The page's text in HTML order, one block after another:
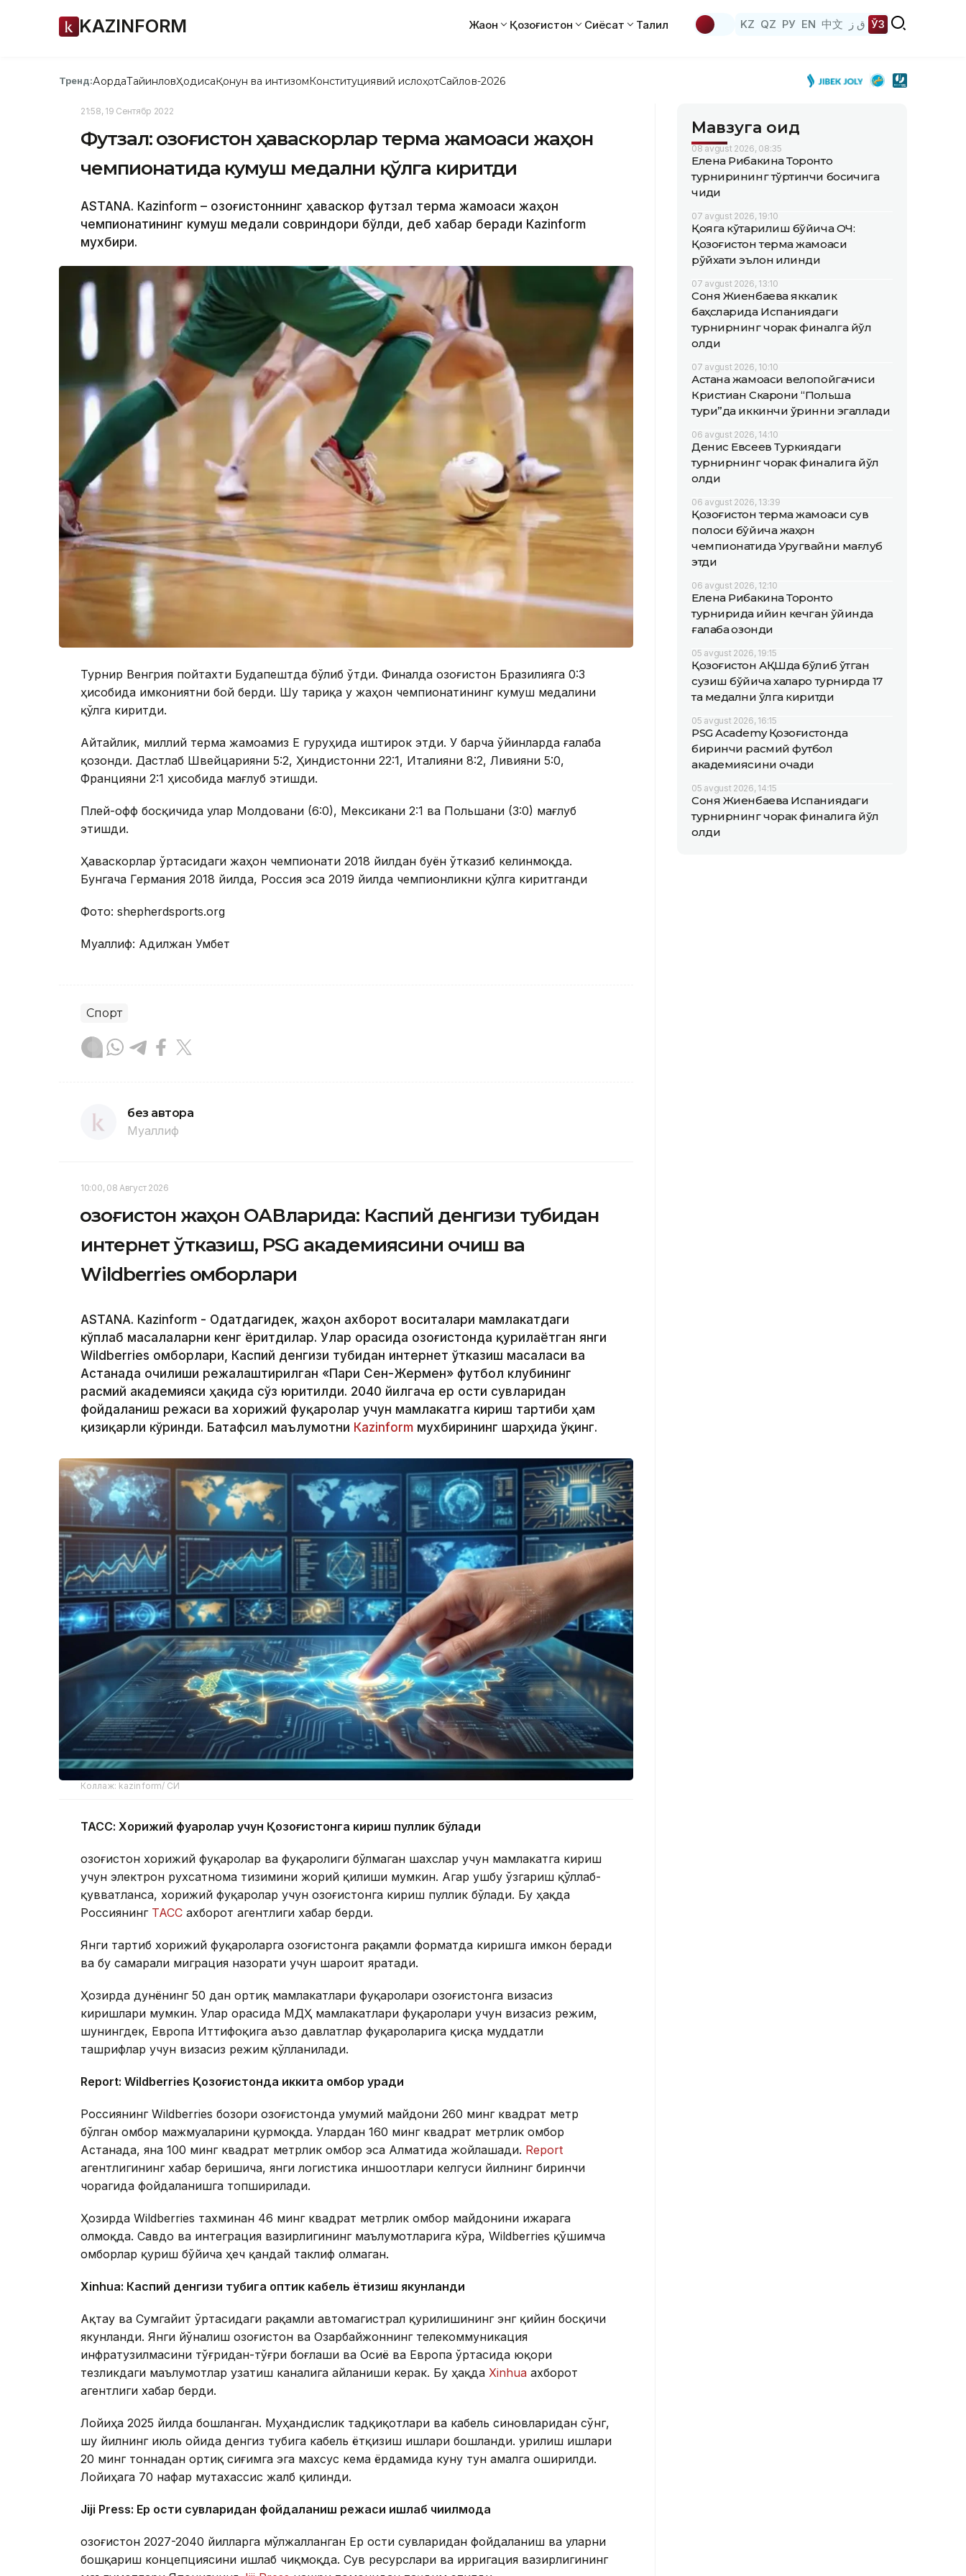
KAZINFORM Жаҳон Қозоғистон Сиёсат Таҳлил KZ QZ РУ EN 中文 ق ز ЎЗ
Тренд:АқордаТайинловҲодисаҚонун ва интизомКонституциявий ислоҳотСайлов-2026
21:58, 19 Сентябр 2022
Футзал: Қозоғистон ҳаваскорлар терма жамоаси жаҳон
чемпионатида кумуш медални қўлга киритди
ASTANA. Кazinform – Қозоғистоннинг ҳаваскор футзал терма жамоаси жаҳон
чемпионатининг кумуш медали совриндори бўлди, деб хабар беради Кazinform
мухбири.
Турнир Венгрия пойтахти Будапештда бўлиб ўтди. Финалда Қозоғистон Бразилияга 0:3
ҳисобида имкониятни бой берди. Шу тариқа у жаҳон чемпионатининг кумуш медалини
қўлга киритди.
Айтайлик, миллий терма жамоамиз Е гуруҳида иштирок этди. У барча ўйинларда ғалаба
қозонди. Дастлаб Швейцарияни 5:2, Ҳиндистонни 22:1, Италияни 8:2, Ливияни 5:0,
Францияни 2:1 ҳисобида мағлуб этишди.
Плей-офф босқичида улар Молдовани (6:0), Мексикани 2:1 ва Польшани (3:0) мағлуб
этишди.
Ҳаваскорлар ўртасидаги жаҳон чемпионати 2018 йилдан буён ўтказиб келинмоқда.
Бунгача Германия 2018 йилда, Россия эса 2019 йилда чемпионликни қўлга киритганди
Фото: shepherdsports.оrg
Муаллиф: Адилжан Умбет
Спорт
без автора
Муаллиф
10:00, 08 Август 2026
Қозоғистон жаҳон ОАВларида: Каспий денгизи тубидан
интернет ўтказиш, PSG академиясини очиш ва
Wildberries омборлари
ASTANА. Кazinform - Одатдагидек, жаҳон ахборот воситалари мамлакатдаги
кўплаб масалаларни кенг ёритдилар. Улар орасида Қозоғистонда қурилаётган янги
Wildberries омборлари, Каспий денгизи тубидан интернет ўтказиш масаласи ва
Астанада очилиши режалаштирилган «Пари Сен-Жермен» футбол клубининг
расмий академияси ҳақида сўз юритилди. 2040 йилгача ер ости сувларидан
фойдаланиш режаси ва хорижий фуқаролар учун мамлакатга кириш тартиби ҳам
қизиқарли кўринди. Батафсил маълумотни Кazinform мухбирининг шарҳида ўқинг.
Коллаж: kazinform/ СИ
ТАСС: Хорижий фуқаролар учун Қозоғистонга кириш пуллик бўлади
Қозоғистон хорижий фуқаролар ва фуқаролиги бўлмаган шахслар учун мамлакатга кириш
учун электрон рухсатнома тизимини жорий қилиши мумкин. Агар ушбу ўзгариш қўллаб-
қувватланса, хорижий фуқаролар учун Қозоғистонга кириш пуллик бўлади. Бу ҳақда
Россиянинг ТАСС ахборот агентлиги хабар берди.
Янги тартиб хорижий фуқароларга Қозоғистонга рақамли форматда киришга имкон беради
ва бу самарали миграция назорати учун шароит яратади.
Ҳозирда дунёнинг 50 дан ортиқ мамлакатлари фуқаролари Қозоғистонга визасиз
киришлари мумкин. Улар орасида МДҲ мамлакатлари фуқаролари учун визасиз режим,
шунингдек, Европа Иттифоқига аъзо давлатлар фуқароларига қисқа муддатли
ташрифлар учун визасиз режим қўлланилади.
Report: Wildberries Қозоғистонда иккита омбор қуради
Россиянинг Wildberries бозори Қозоғистонда умумий майдони 260 минг квадрат метр
бўлган омбор мажмуаларини қурмоқда. Улардан 160 минг квадрат метрлик омбор
Астанада, яна 100 минг квадрат метрлик омбор эса Алматида жойлашади. Report
агентлигининг хабар беришича, янги логистика иншоотлари келгуси йилнинг биринчи
чорагида фойдаланишга топширилади.
Ҳозирда Wildberries тахминан 46 минг квадрат метрлик омбор майдонини ижарага
олмоқда. Савдо ва интеграция вазирлигининг маълумотларига кўра, Wildberries қўшимча
омборлар қуриш бўйича ҳеч қандай таклиф олмаган.
Xinhuа: Каспий денгизи тубига оптик кабель ётқизиш якунланди
Ақтау ва Сумгайит ўртасидаги рақамли автомагистрал қурилишининг энг қийин босқичи
якунланди. Янги йўналиш Қозоғистон ва Озарбайжоннинг телекоммуникация
инфратузилмасини тўғридан-тўғри боғлаши ва Осиё ва Европа ўртасида юқори
тезликдаги маълумотлар узатиш каналига айланиши керак. Бу ҳақда Xinhua ахборот
агентлиги хабар берди.
Лойиҳа 2025 йилда бошланган. Муҳандислик тадқиқотлари ва кабель синовларидан сўнг,
шу йилнинг июль ойида денгиз тубига кабель ётқизиш ишлари бошланди. Қурилиш ишлари
20 минг тоннадан ортиқ сиғимга эга махсус кема ёрдамида куну тун амалга оширилди.
Лойиҳага 70 нафар мутахассис жалб қилинди.
Jiji Press: Ер ости сувларидан фойдаланиш режаси ишлаб чиқилмоқда
Қозоғистон 2027-2040 йилларга мўлжалланган Ер ости сувларидан фойдаланиш ва уларни
бошқариш концепциясини ишлаб чиқмоқда. Сув ресурслари ва ирригация вазирлигининг
Мавзуга оид
08 avgust 2026, 08:35
Елена Рибакина Торонто
турнирининг тўртинчи босқичига
чиқди
07 avgust 2026, 19:10
Қояга кўтарилиш бўйича ОЧ:
Қозоғистон терма жамоаси
рўйхати эълон қилинди
07 avgust 2026, 13:10
Соня Жиенбаева яккалик
баҳсларида Испаниядаги
турнирнинг чорак финалга йўл
олди
07 avgust 2026, 10:10
Астана жамоаси велопойгачиси
Кристиан Скарони “Польша
тури”да иккинчи ўринни эгаллади
06 avgust 2026, 14:10
Денис Евсеев Туркиядаги
турнирнинг чорак финалига йўл
олди
06 avgust 2026, 13:39
Қозоғистон терма жамоаси сув
полоси бўйича жаҳон
чемпионатида Уругвайни мағлуб
этди
06 avgust 2026, 12:10
Елена Рибакина Торонто
турнирида қийин кечган ўйинда
ғалаба қозонди
05 avgust 2026, 19:15
Қозоғистон АҚШда бўлиб ўтган
сузиш бўйича халқаро турнирда 17
та медални қўлга киритди
05 avgust 2026, 16:15
PSG Academy Қозоғистонда
биринчи расмий футбол
академиясини очади
05 avgust 2026, 14:15
Соня Жиенбаева Испаниядаги
турнирнинг чорак финалига йўл
олди